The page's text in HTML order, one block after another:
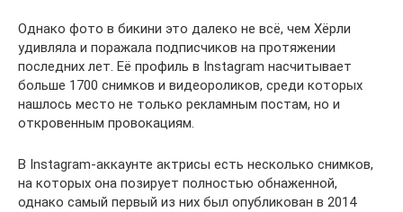
Однако фото в бикини это далеко не всё, чем Хёрли
удивляла и поражала подписчиков на протяжении
последних лет. Её профиль в Instagram насчитывает
больше 1700 снимков и видеороликов, среди которых
нашлось место не только рекламным постам, но и
откровенным провокациям.
В Instagram-аккаунте актрисы есть несколько снимков,
на которых она позирует полностью обнаженной,
однако самый первый из них был опубликован в 2014